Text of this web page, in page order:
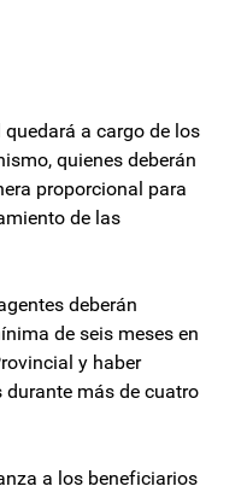
a cargo de los
quienes deberán
proporcional para
de las
deberán
de seis meses en
y haber
más de cuatro
a los beneficiarios